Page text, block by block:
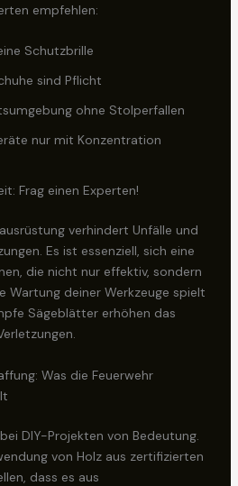
empfehlen:
Schutzbrille
sind Pflicht
ohne Stolperfallen
nur mit Konzentration
Frag einen Experten!
verhindert Unfälle und
Es ist essenziell, sich eine
die nicht nur effektiv, sondern
Wartung deiner Werkzeuge spielt
Sägeblätter erhöhen das
Was die Feuerwehr
DIY-Projekten von Bedeutung.
von Holz aus zertifizierten
dass es aus